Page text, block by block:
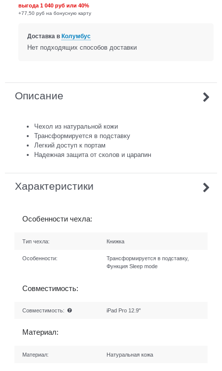
выгода1 040 руб или40%
+77,50 руб на бонусную карту
Доставка в Колумбус
Нет подходящих способов доставки
Описание
Чехол из натуральной кожи
Трансформируется в подставку
Легкий доступ к портам
Надежная защита от сколов и царапин
Характеристики
Особенности чехла:
Тип чехла: Книжка
Особенности:
Трансформируется в подставку,
Функция Sleep mode
Совместимость:
Совместимость: iPad Pro 12.9"
Материал:
Материал: Натуральная кожа